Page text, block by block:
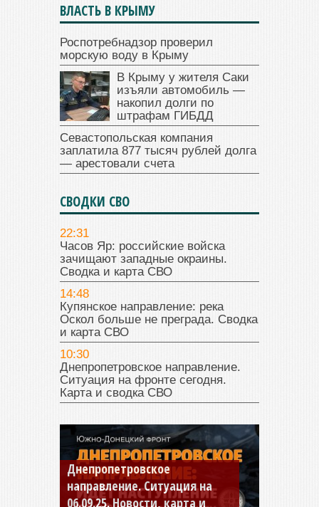
ВЛАСТЬ В КРЫМУ
Роспотребнадзор проверил
морскую воду в Крыму
В Крыму у жителя Саки
изъяли автомобиль —
накопил долги по
штрафам ГИБДД
Севастопольская компания
заплатила 877 тысяч рублей долга
— арестовали счета
СВОДКИ СВО
22:31
Часов Яр: российские войска
зачищают западные окраины.
Сводка и карта СВО
14:48
Купянское направление: река
Оскол больше не преграда. Сводка
и карта СВО
10:30
Днепропетровское направление.
Ситуация на фронте сегодня.
Карта и сводка СВО
Константиновское
направление. Ситуация на
04.09.25 Новости, карта и